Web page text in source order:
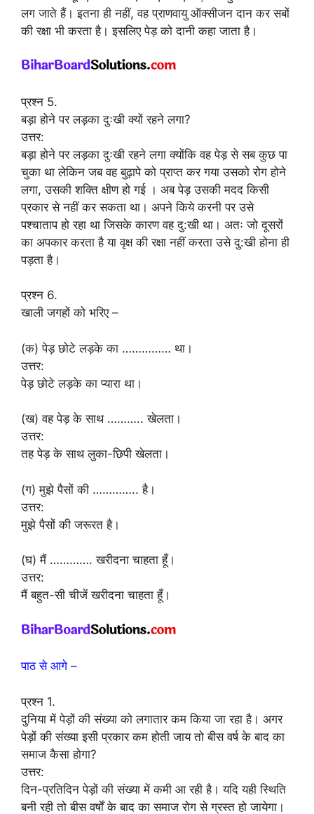
लग जाते हैं। इतना ही नहीं, वह प्राणवायु ऑक्सीजन दान कर सबों
की रक्षा भी करता है। इसलिए पेड़ को दानी कहा जाता है।
प्रश्न 5.
बड़ा होने पर लड़का दुःखी क्यों रहने लगा?
उत्तर:
बड़ा होने पर लड़का दुःखी रहने लगा क्योंकि वह पेड़ से सब कुछ पा
चुका था लेकिन जब वह बुढ़ापे को प्राप्त कर गया उसको रोग होने
लगा, उसकी शक्ति क्षीण हो गई । अब पेड़ उसकी मदद किसी
प्रकार से नहीं कर सकता था। अपने किये करनी पर उसे
पश्चाताप हो रहा था जिसके कारण वह दु:खी था। अतः जो दूसरों
का अपकार करता है या वृक्ष की रक्षा नहीं करता उसे दु:खी होना ही
पड़ता है।
प्रश्न 6.
खाली जगहों को भरिए –
(क) पेड़ छोटे लड़के का …………… था।
उत्तर:
पेड़ छोटे लड़के का प्यारा था।
(ख) वह पेड़ के साथ ……….. खेलता।
उत्तर:
तह पेड़ के साथ लुका-छिपी खेलता।
(ग) मुझे पैसों की ………….. है।
उत्तर:
मुझे पैसों की जरूरत है।
(घ) मैं …………. खरीदना चाहता हूँ।
उत्तर:
मैं बहुत-सी चीजें खरीदना चाहता हूँ।
पाठ से आगे –
प्रश्न 1.
दुनिया में पेड़ों की संख्या को लगातार कम किया जा रहा है। अगर
पेड़ों की संख्या इसी प्रकार कम होती जाय तो बीस वर्ष के बाद का
समाज कैसा होगा?
उत्तर:
दिन-प्रतिदिन पेड़ों की संख्या में कमी आ रही है। यदि यही स्थिति
बनी रही तो बीस वर्षों के बाद का समाज रोग से ग्रस्त हो जायेगा।